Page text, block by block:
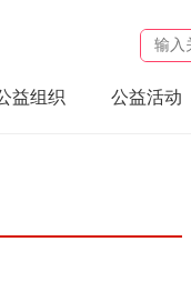
益组织 公益活动